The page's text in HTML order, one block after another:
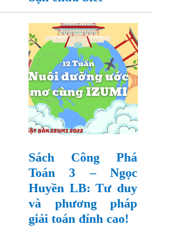
Sách Công Phá
Toán 3 – Ngọc
Huyền LB: Tư duy
và phương pháp
giải toán đỉnh cao!